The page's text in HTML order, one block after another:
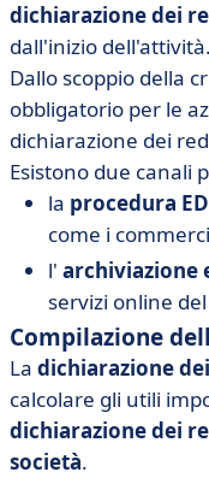
dichiarazione dei
dall'inizio dell'attività.
Dallo scoppio della
obbligatorio per le
dichiarazione dei
Esistono due canali
la procedura
come i
l' archiviazione
servizi online
Compilazione
La dichiarazione
calcolare gli utili
dichiarazione dei
società.